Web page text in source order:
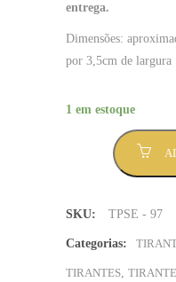
entrega.
Dimensões:
por 3,5cm de largura
1 em estoque
Sem
Mínimo
SKU: TPSE - 97
Categorias:
TIRANTES,